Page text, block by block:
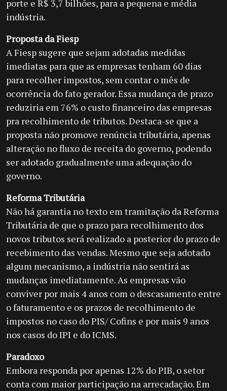
porte e R$ 3,7 bilhões, para a pequena e média
indústria.
Proposta da Fiesp
A Fiesp sugere que sejam adotadas medidas
imediatas para que as empresas tenham 60 dias
para recolher impostos, sem contar o mês de
ocorrência do fato gerador. Essa mudança de prazo
reduziria em 76% o custo financeiro das empresas
pra recolhimento de tributos. Destaca-se que a
proposta não promove renúncia tributária, apenas
alteração no fluxo de receita do governo, podendo
ser adotado gradualmente uma adequação do
governo.
Reforma Tributária
Não há garantia no texto em tramitação da Reforma
Tributária de que o prazo para recolhimento dos
novos tributos será realizado a posterior do prazo de
recebimento das vendas. Mesmo que seja adotado
algum mecanismo, a indústria não sentirá as
mudanças imediatamente. As empresas vão
conviver por mais 4 anos com o descasamento entre
o faturamento e os prazos de recolhimento de
impostos no caso do PIS/ Cofins e por mais 9 anos
nos casos do IPI e do ICMS.
Paradoxo
Embora responda por apenas 12% do PIB, o setor
conta com maior participação na arrecadação. Em